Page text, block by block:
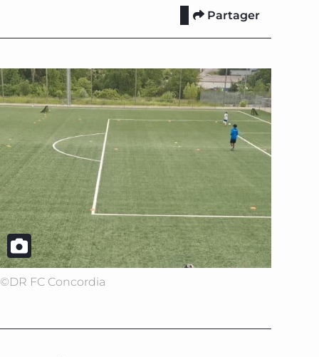
Partager
©DR FC Concordia